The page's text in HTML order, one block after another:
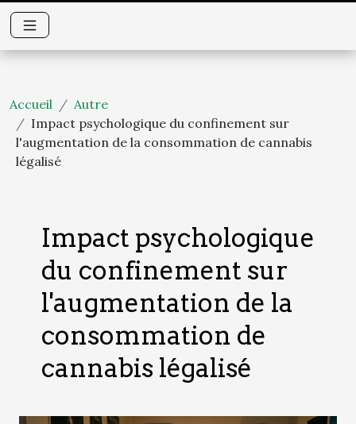
Accueil
Autre
Impact psychologique du confinement sur
l'augmentation de la consommation de cannabis
légalisé
Impact psychologique
du confinement sur
l'augmentation de la
consommation de
cannabis légalisé